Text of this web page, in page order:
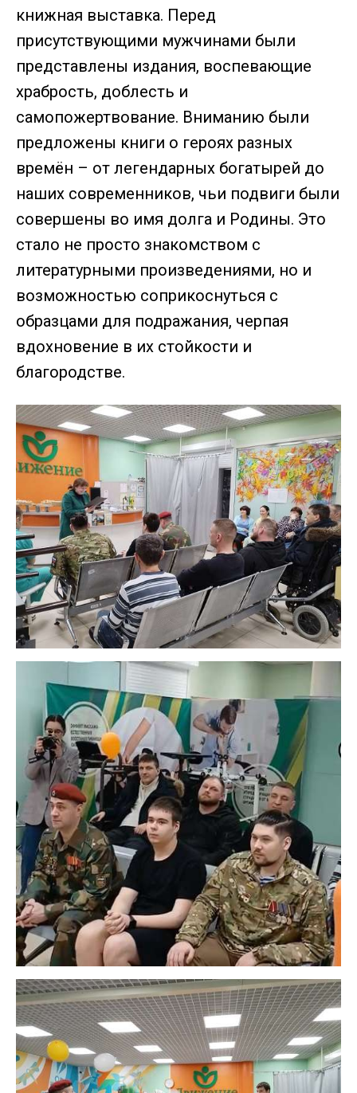
книжная выставка. Перед
присутствующими мужчинами были
представлены издания, воспевающие
храбрость, доблесть и
самопожертвование. Вниманию были
предложены книги о героях разных
времён – от легендарных богатырей до
наших современников, чьи подвиги были
совершены во имя долга и Родины. Это
стало не просто знакомством с
литературными произведениями, но и
возможностью соприкоснуться с
образцами для подражания, черпая
вдохновение в их стойкости и
благородстве.